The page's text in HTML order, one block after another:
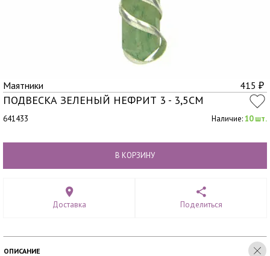
Маятники 415 ₽
ПОДВЕСКА ЗЕЛЕНЫЙ НЕФРИТ 3 - 3,5СМ
641433 Наличие:10 шт.
В КОРЗИНУ
Доставка Поделиться
ОПИСАНИЕ